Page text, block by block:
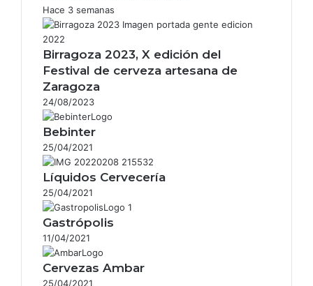
Hace 3 semanas
Birragoza 2023, X edición del
Festival de cerveza artesana de
Zaragoza
24/08/2023
Bebinter
25/04/2021
Líquidos Cervecería
25/04/2021
Gastrópolis
11/04/2021
Cervezas Ambar
25/04/2021